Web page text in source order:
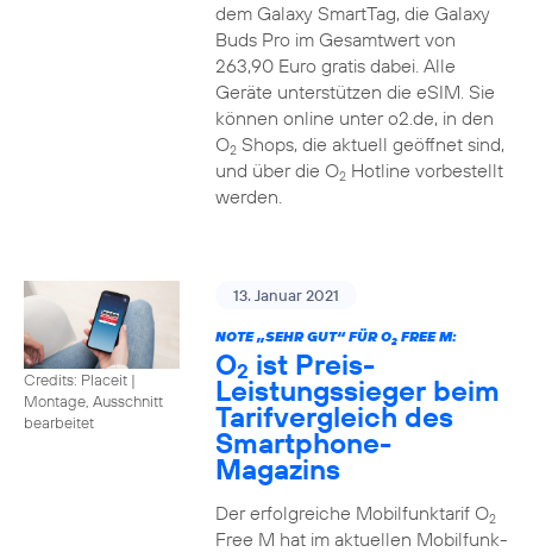
dem Galaxy SmartTag, die Galaxy
Buds Pro im Gesamtwert von
263,90 Euro gratis dabei. Alle
Geräte unterstützen die eSIM. Sie
können online unter o2.de, in den
O2Shops, die aktuell geöffnet sind,
und über die O2Hotline vorbestellt
werden.
Credits: Placeit |
Montage, Ausschnitt
bearbeitet
13. Januar 2021
NOTE „SEHR GUT“ FÜR O2FREE M:
O2 ist Preis-
Leistungssieger beim
Tarifvergleich des
Smartphone-
Magazins
Der erfolgreiche Mobilfunktarif O2
Free M hat im aktuellen Mobilfunk-